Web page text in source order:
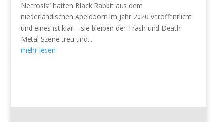
Necrosis“ hatten Black Rabbit aus dem
niederländischen Apeldoorn im Jahr 2020 veröffentlicht
und eines ist klar – sie bleiben der Trash und Death
Metal Szene treu und...
mehr lesen